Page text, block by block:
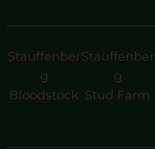
Stauffenber
g
Bloodstock
Stauffenber
g
Stud Farm